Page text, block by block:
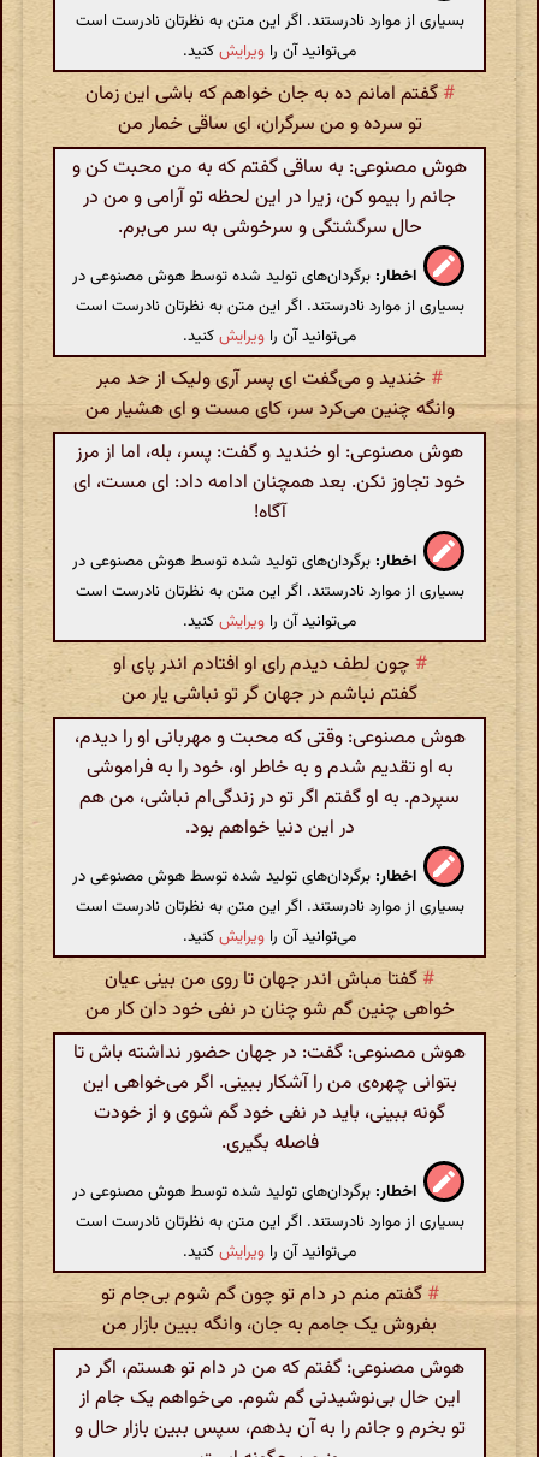
بسیاری از موارد نادرستند. اگر این متن به نظرتان نادرست است
می‌توانید آن را ویرایشکنید.
# گفتم امانم ده به جان خواهم که باشی این زمان
تو سرده و من سرگران، ای ساقی خمار من
هوش مصنوعی: به ساقی گفتم که به من محبت کن و
جانم را بیمو کن، زیرا در این لحظه تو آرامی و من در
حال سرگشتگی و سرخوشی به سر می‌برم.
اخطار: برگردان‌های تولید شده توسط هوش مصنوعی در
بسیاری از موارد نادرستند. اگر این متن به نظرتان نادرست است
می‌توانید آن را ویرایشکنید.
# خندید و می‌گفت ای پسر آری ولیک از حد مبر
وانگه چنین می‌کرد سر، کای مست و ای هشیار من
هوش مصنوعی: او خندید و گفت: پسر، بله، اما از مرز
خود تجاوز نکن. بعد همچنان ادامه داد: ای مست، ای
آگاه!
اخطار: برگردان‌های تولید شده توسط هوش مصنوعی در
بسیاری از موارد نادرستند. اگر این متن به نظرتان نادرست است
می‌توانید آن را ویرایشکنید.
# چون لطف دیدم رای او افتادم اندر پای او
گفتم نباشم در جهان گر تو نباشی یار من
هوش مصنوعی: وقتی که محبت و مهربانی او را دیدم،
به او تقدیم شدم و به خاطر او، خود را به فراموشی
سپردم. به او گفتم اگر تو در زندگی‌ام نباشی، من هم
در این دنیا خواهم بود.
اخطار: برگردان‌های تولید شده توسط هوش مصنوعی در
بسیاری از موارد نادرستند. اگر این متن به نظرتان نادرست است
می‌توانید آن را ویرایشکنید.
#گفتا مباش اندر جهان تا روی من بینی عیان
خواهی چنین گم شو چنان در نفی خود دان کار من
هوش مصنوعی: گفت: در جهان حضور نداشته باش تا
بتوانی چهره‌ی من را آشکار ببینی. اگر می‌خواهی این
گونه ببینی، باید در نفی خود گم شوی و از خودت
فاصله بگیری.
اخطار: برگردان‌های تولید شده توسط هوش مصنوعی در
بسیاری از موارد نادرستند. اگر این متن به نظرتان نادرست است
می‌توانید آن را ویرایشکنید.
#گفتم منم در دام تو چون گم شوم بی‌جام تو
بفروش یک جامم به جان، وانگه ببین بازار من
هوش مصنوعی: گفتم که من در دام تو هستم، اگر در
این حال بی‌نوشیدنی گم شوم. می‌خواهم یک جام از
تو بخرم و جانم را به آن بدهم، سپس ببین بازار حال و